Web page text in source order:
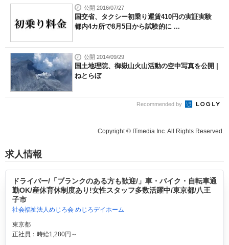
公開 2016/07/27
国交省、タクシー初乗り運賃410円の実証実験
都内4カ所で8月5日から試験的に ...
公開 2014/09/29
国土地理院、御嶽山火山活動の空中写真を公開 |
ねとらぼ
Recommended by
Copyright © ITmedia Inc. All Rights Reserved.
求人情報
ドライバー/「ブランクのある方も歓迎/」車・バイク・自転車通
勤OK/産休育休制度あり!女性スタッフ多数活躍中/東京都/八王
子市
社会福祉法人めじろ会 めじろデイホーム
東京都
正社員：時給1,280円～